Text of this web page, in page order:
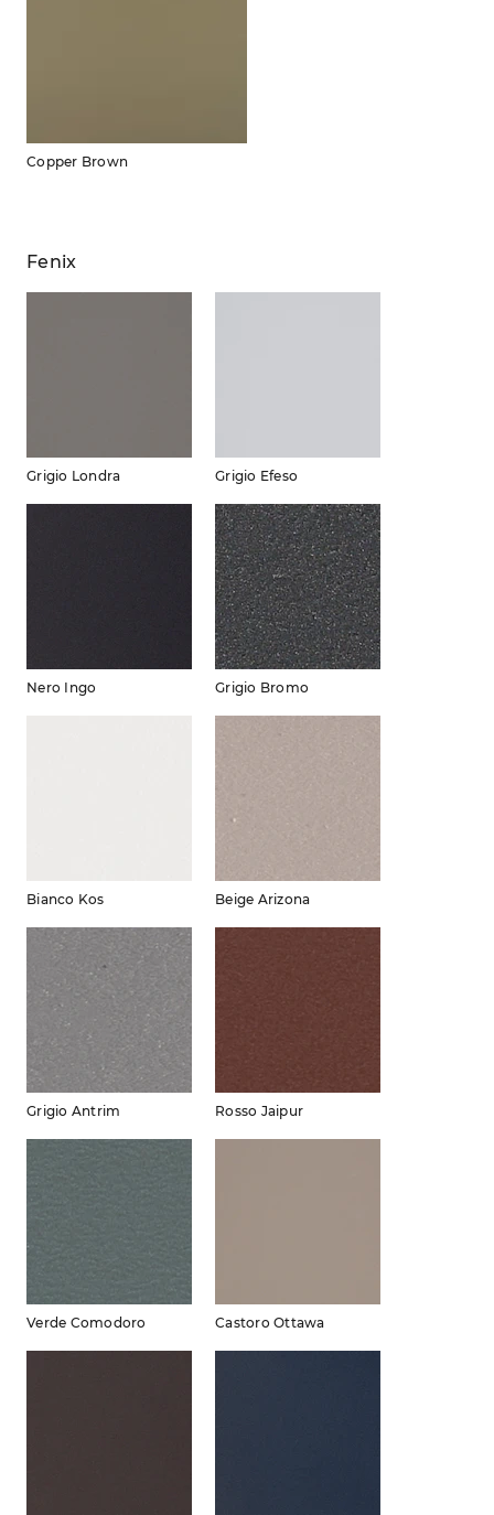
Copper Brown
Fenix
Grigio Londra Grigio Efeso
Nero Ingo Grigio Bromo
Bianco Kos Beige Arizona
Grigio Antrim Rosso Jaipur
Verde Comodoro Castoro Ottawa